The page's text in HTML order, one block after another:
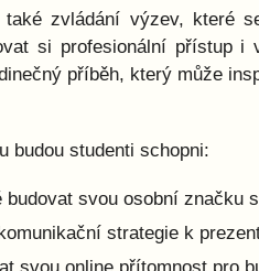
zvládání výzev, které
si profesionální přístup i
příběh, který může
budou studenti schopni:
budovat svou osobní značku
strategie k